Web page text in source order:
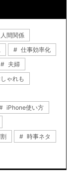
人間関係
仕事効率化
夫婦
ゃれも
iPhone使い方
時事ネタ